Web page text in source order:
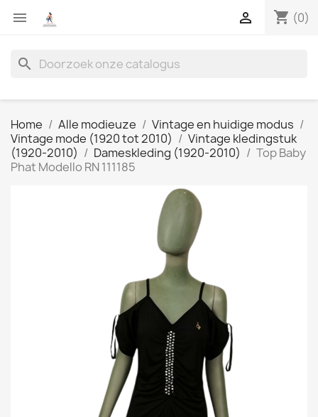
 shopping_cart (0)

search
Home Alle modieuze
Vintage en huidige modus
Vintage mode (1920 tot 2010)
Vintage kledingstuk
(1920-2010)
Dameskleding (1920-2010)
Top Baby
Phat Modello RN 111185